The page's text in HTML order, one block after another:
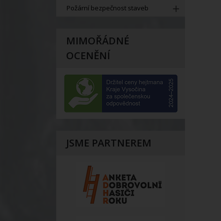
Požární bezpečnost staveb
MIMOŘÁDNÉ
OCENĚNÍ
JSME PARTNEREM